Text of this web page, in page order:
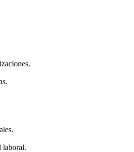
laboral.